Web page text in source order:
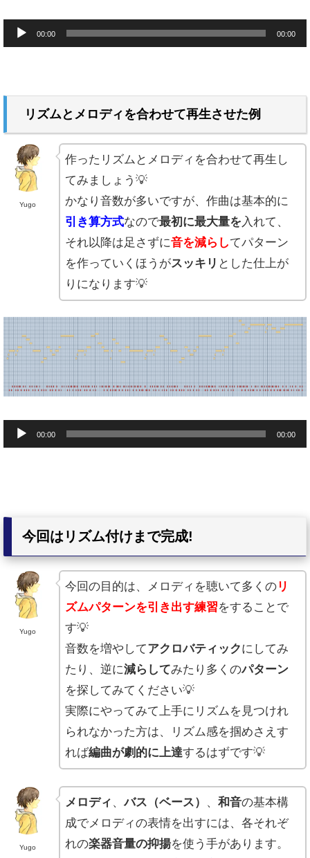
声
ヤ
00:00 00:00
リズムとメロディを合わせて再生させた例
Yugo
作ったリズムとメロディを合わせて再生し
てみましょう💡
かなり音数が多いですが、作曲は基本的に
引き算方式なので最初に最大量を 入れて、
それ以降は足さずに音を減らしてパターン
を作っていくほうがスッキリ とした仕上が
りになります💡
声
ー
00:00 00:00
今回はリズム付けまで完成!
Yugo
今回の目的は、メロディを聴いて多くの リ
ズムパターンを引き出す練習をすることで
す💡
音数を増やしてアクロバティックにしてみ
たり、逆に減らしてみたり多くのパターン
を探してみてください💡
実際にやってみて上手にリズムを見つけれ
られなかった方は、リズム感を掴めさえす
れば編曲が劇的に上達するはずです💡
Yugo
メロディ 、バス（ベース） 、和音の基本構
成でメロディの表情を出すには、各それぞ
れの楽器音量の抑揚を使う手があります。